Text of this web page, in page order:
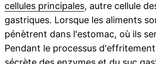
cellules principales, autre cellule
gastriques. Lorsque les aliments
pénètrent dans l'estomac, où ils
Pendant le processus